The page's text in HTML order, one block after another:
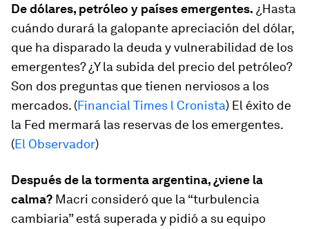
De dólares, petróleo y países emergentes. ¿Hasta
cuándo durará la galopante apreciación del dólar,
que ha disparado la deuda y vulnerabilidad de los
emergentes? ¿Y la subida del precio del petróleo?
Son dos preguntas que tienen nerviosos a los
mercados. (Financial Times l Cronista) El éxito de
la Fed mermará las reservas de los emergentes.
(El Observador)
Después de la tormenta argentina, ¿viene la
calma? Macri consideró que la “turbulencia
cambiaria” está superada y pidió a su equipo